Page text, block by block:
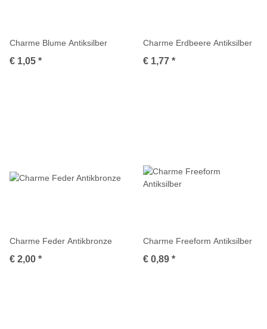
Charme Blume Antiksilber
€ 1,05 *
Charme Erdbeere Antiksilber
€ 1,77 *
Charme Feder Antikbronze
€ 2,00 *
Charme Freeform Antiksilber
€ 0,89 *